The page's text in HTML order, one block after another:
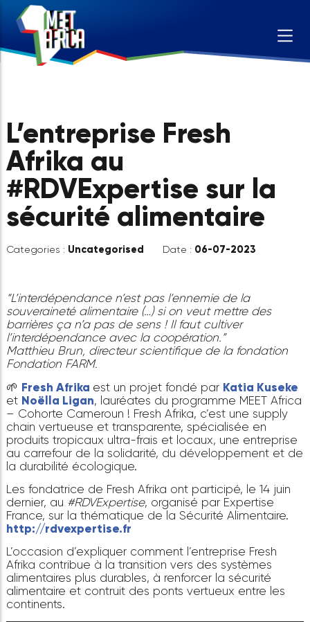
L’entreprise Fresh
Afrika au
#RDVExpertise sur la
sécurité alimentaire
“L’interdépendance n’est pas l’ennemie de la
souveraineté alimentaire (…) si on veut mettre des
barrières ça n’a pas de sens ! Il faut cultiver
Matthieu Brun, directeur scientifique de la
Fondation FARM.
🌱Fresh Afrikaest un projet fondé parKati
etNoëlla Ligan , lauréates du programme MEET
– Cohorte Cameroun ! Fresh Afrika, c’est une
chain vertueuse et transparente, spécialisée en
produits tropicaux ultra-frais et locaux, une
au carrefour de la solidarité, du développement
la durabilité écologique.
Les fondatrice de Fresh Afrika ont participé, le 14
dernier, au #RDVExpertise , organisé par Expertise
France, sur la thématique de la Sécurité
http://rdvexpertise.fr
L’occasion d’expliquer comment l’entreprise Fresh